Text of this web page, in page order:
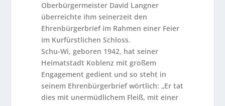
Oberbürgermeister David Langner
überreichte ihm seinerzeit den
Ehrenbürgerbrief im Rahmen einer Feier
im Kurfürstlichen Schloss.
Schu-Wi, geboren 1942, hat seiner
Heimatstadt Koblenz mit großem
Engagement gedient und so steht in
seinem Ehrenbürgerbrief wörtlich: „Er tat
dies mit unermüdlichem Fleiß, mit einer